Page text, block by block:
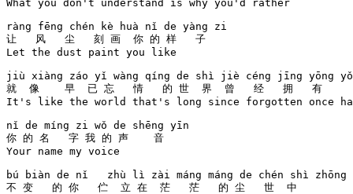
What you don't understand is why you'd rather
ràng fēng chén kè huà nǐ de yàng zi
让   风   尘   刻 画  你 的 样   子
Let the dust paint you like
jiù xiàng záo yǐ wàng qíng de shì jiè céng jīng yōng
就  像    早  已 忘   情   的 世  界  曾   经   拥   有
It's like the world that's long since forgotten once
nǐ de míng zi wǒ de shēng yīn
你 的 名   字 我 的 声    音
Your name my voice
bú biàn de nǐ   zhù lì zài máng máng de chén shì zhōng
不 变   的 你   伫  立 在  茫   茫   的 尘   世  中